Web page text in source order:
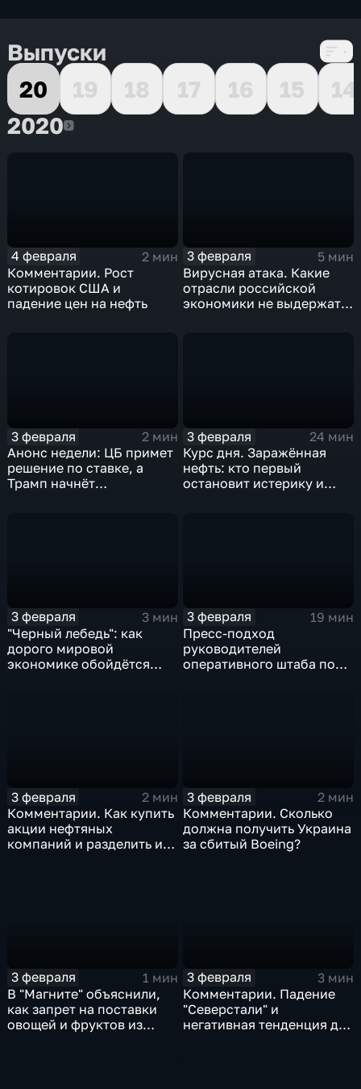
Выпуски
20
19 18 17 16 15
14
20202020
4 февраля
2 мин
Комментарии. Рост
котировок США и
падение цен на нефть
3 февраля
5 мин
Вирусная атака. Какие
отрасли российской
экономики не выдержат
3 февраля
2 мин
Анонс недели: ЦБ примет
решение по ставке, а
Трамп начнёт
3 февраля
24 мин
Курс дня. Заражённая
нефть: кто первый
остановит истерику и
3 февраля
3 мин
"Черный лебедь": как
дорого мировой
экономике обойдётся
3 февраля
19 мин
Пресс-подход
руководителей
оперативного штаба по
3 февраля
2 мин
Комментарии. Как купить
акции нефтяных
компаний и разделить их
3 февраля
2 мин
Комментарии. Сколько
должна получить Украина
за сбитый Boeing?
3 февраля
1 мин
В "Магните" объяснили,
как запрет на поставки
овощей и фруктов из
3 февраля
3 мин
Комментарии. Падение
"Северстали" и
негативная тенденция для